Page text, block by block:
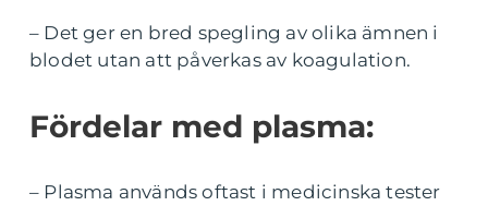
– Det ger en bred spegling av olika ämnen i
blodet utan att påverkas av koagulation.
Fördelar med plasma:
– Plasma används oftast i medicinska tester